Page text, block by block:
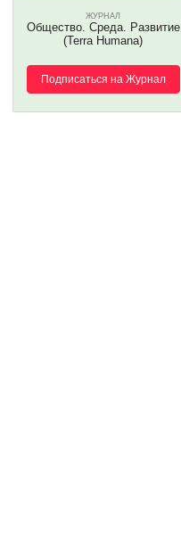
ЖУРНАЛ
Общество. Среда. Развитие
(Terra Humana)
Подписаться на Журнал